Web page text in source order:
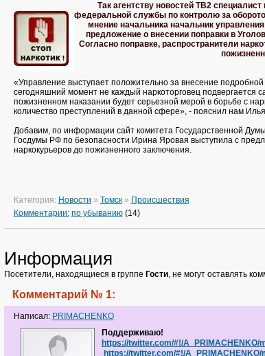
Так агентству новостей ТВ2
федеральной службы по контролю за
мнение начальника начальник
предложение о внесении поправки в
Согласно поправке, распространители
«Управление выступает положительно за внесение
сегодняшний момент не каждый наркоторговец подвергается
пожизненном наказании будет серьезной мерой в борьбе с
количество преступлений в данной сфере», - пояснил нам
Добавим, по информации сайт комитета Государственной
Госдумы РФ по безопасности Ирина Яровая выступила с
наркокурьеров до пожизненного заключения.
Категория: Новости » Томск» Происшествия
Комментарии: по убыванию(14)
Информация
Посетители, находящиеся в группе Гости, не могут оставлять
Комментарий № 1:
Написал: PRIMACHENKO
Поддерживаю!
https://twitter.com/#!/A_PRIMACHENKO/
https://twitter.com/#!/A_PRIMACHENKO/